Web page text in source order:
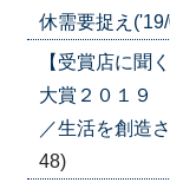
休需要捉え
【受賞店に
大賞２０１９
／生活を創造
48)